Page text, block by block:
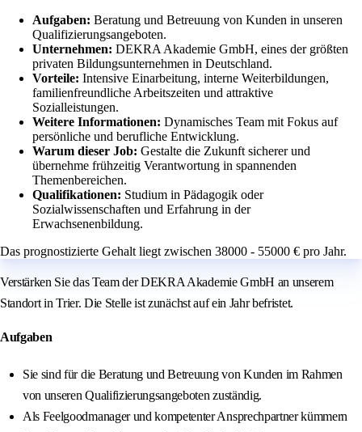
Aufgaben: Beratung und Betreuung von Kunden in unseren
Qualifizierungsangeboten.
Unternehmen: DEKRA Akademie GmbH, eines der größten
privaten Bildungsunternehmen in Deutschland.
Vorteile: Intensive Einarbeitung, interne Weiterbildungen,
familienfreundliche Arbeitszeiten und attraktive
Sozialleistungen.
Weitere Informationen: Dynamisches Team mit Fokus auf
persönliche und berufliche Entwicklung.
Warum dieser Job: Gestalte die Zukunft sicherer und
übernehme frühzeitig Verantwortung in spannenden
Themenbereichen.
Qualifikationen: Studium in Pädagogik oder
Sozialwissenschaften und Erfahrung in der
Erwachsenenbildung.
Das prognostizierte Gehalt liegt zwischen 38000 - 55000 € pro Jahr.
Verstärken Sie das Team der DEKRA Akademie GmbH an unserem
Standort in Trier. Die Stelle ist zunächst auf ein Jahr befristet.
Aufgaben
Sie sind für die Beratung und Betreuung von Kunden im Rahmen
von unseren Qualifizierungsangeboten zuständig.
Als Feelgoodmanager und kompetenter Ansprechpartner kümmern